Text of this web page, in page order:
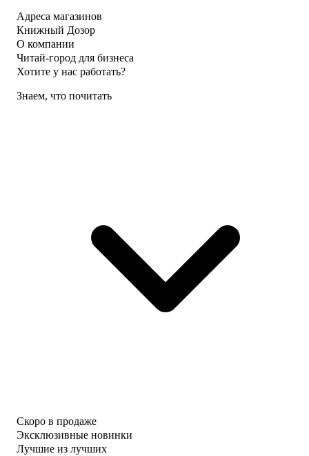
Адреса магазинов
Книжный Дозор
О компании
Читай-город для бизнеса
Хотите у нас работать?
Знаем, что почитать
Скоро в продаже
Эксклюзивные новинки
Лучшие из лучших